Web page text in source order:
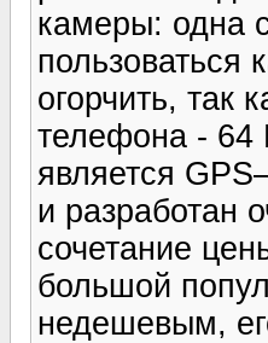
камеры: одна
огорчить, так
телефона - 64
является
и разработан
сочетание
большой
недешевым,